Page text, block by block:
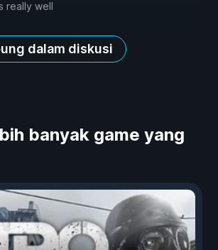
really well
dalam diskusi
banyak game yang